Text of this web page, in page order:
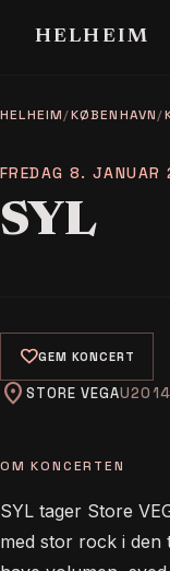
HELHEIM
HELHEIM/KØBENHAVN/
FREDAG 8.
SYL
favoriteGEM KONCERT
location_on STORE VEGA
OM KONCERTEN
SYL tager Store
med stor rock i den